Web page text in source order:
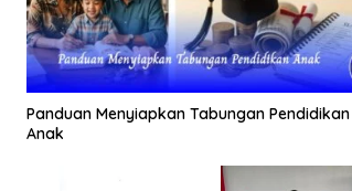
Panduan Menyiapkan Tabungan Pendidikan
Anak